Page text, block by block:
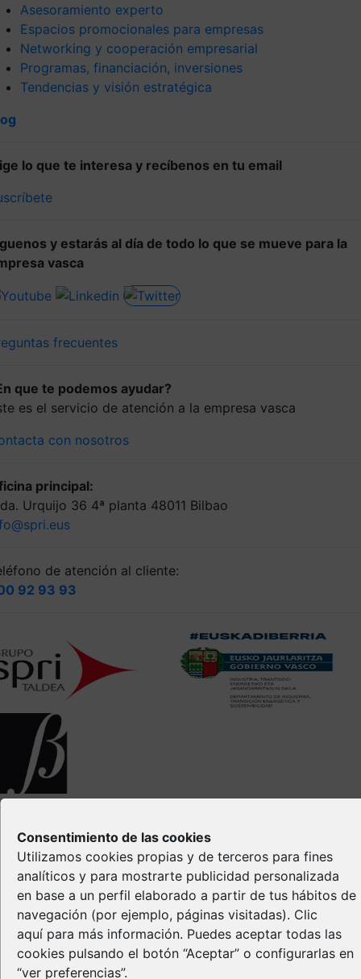
Consentimiento de las cookies
Utilizamos cookies propias y de terceros para fines
analíticos y para mostrarte publicidad personalizada
en base a un perfil elaborado a partir de tus hábitos de
navegación (por ejemplo, páginas visitadas). Clic
aquí para más información. Puedes aceptar todas las
cookies pulsando el botón “Aceptar” o configurarlas en
“ver preferencias”.
Asesoramiento experto
Espacios promocionales para empresas
Networking y cooperación empresarial
Programas, financiación, inversiones
Tendencias y visión estratégica
lo que te interesa y recíbenos en tu email
y estarás al día de todo lo que se mueve para la
vasca
frecuentes
que te podemos ayudar?
es el servicio de atención a la empresa vasca
con nosotros
principal:
Urquijo 36 4ª planta 48011 Bilbao
de atención al cliente:
92 93 93
© Spri 2026. All right reserved
Aviso Legal
Política de privacidad
Política de Cookies
Propiedad Intelectual